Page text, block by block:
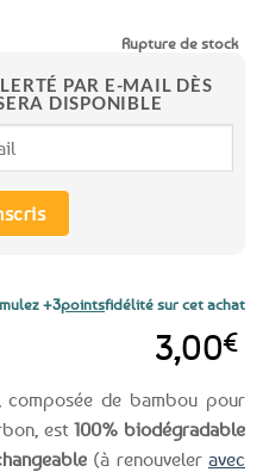
composée de bambou pour
est100% biodégradable
(à renouveler avec
3,00€
Rupture de stock
PAR E-MAIL DÈS
DISPONIBLE
+3pointsfidélité sur cet achat